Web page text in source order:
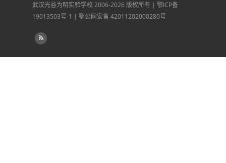
武汉光谷为明实验学校2006-2026 版权所有 | 鄂ICP备
19013503号-1 | 鄂公网安备 42011202000280号